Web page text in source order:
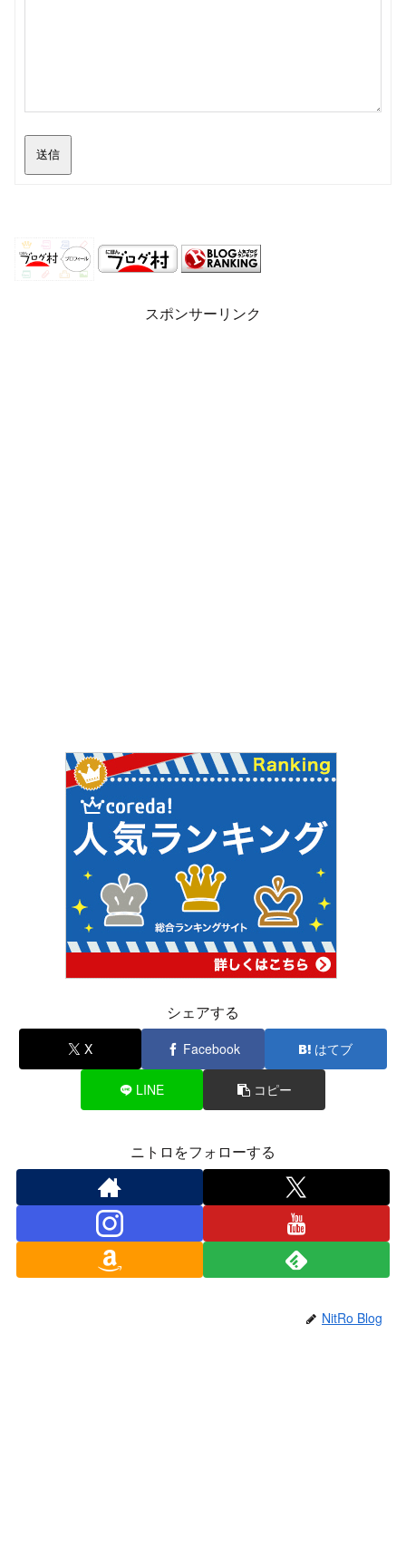
送信
スポンサーリンク
シェアする
X Facebook はてブ
LINE コピー
ニトロをフォローする
NitRo Blog